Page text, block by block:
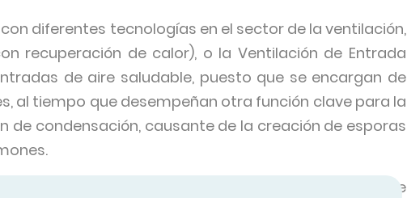
diferentes tecnologías en el sector de la ventilación,
recuperación de calor), o la Ventilación de Entrada
de aire saludable, puesto que se encargan de
al tiempo que desempeñan otra función clave para la
de condensación, causante de la creación de esporas
de la climatización son partidarias de la idea de que